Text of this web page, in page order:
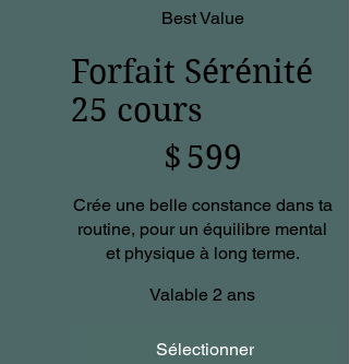
Best Value
Forfait Sérénité
25 cours
$ 599
Crée une belle constance dans ta
routine, pour un équilibre mental
et physique à long terme.
Valable 2 ans
Sélectionner